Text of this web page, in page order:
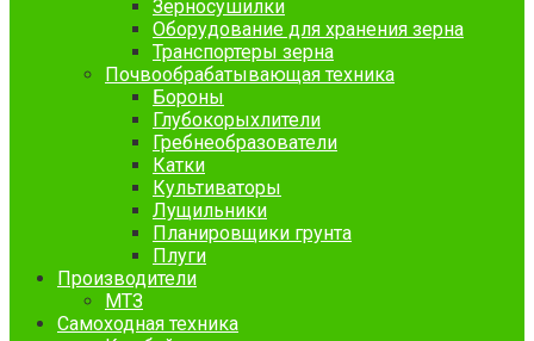
Зерносушилки
Оборудование для хранения зерна
Транспортеры зерна
Почвообрабатывающая техника
Бороны
Глубокорыхлители
Гребнеобразователи
Катки
Культиваторы
Лущильники
Планировщики грунта
Плуги
Производители
МТЗ
Самоходная техника